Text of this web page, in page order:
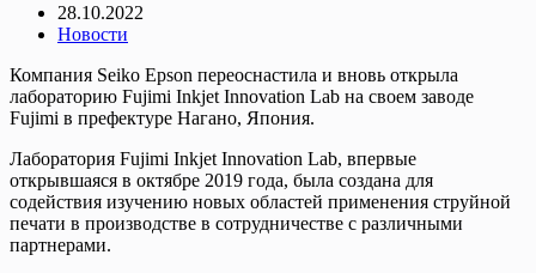
28.10.2022
Новости
Компания Seiko Epson переоснастила и вновь открыла
лабораторию Fujimi Inkjet Innovation Lab на своем заводе
Fujimi в префектуре Нагано, Япония.
Лаборатория Fujimi Inkjet Innovation Lab, впервые
открывшаяся в октябре 2019 года, была создана для
содействия изучению новых областей применения струйной
печати в производстве в сотрудничестве с различными
партнерами.